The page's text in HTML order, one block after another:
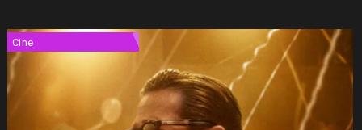
Cine